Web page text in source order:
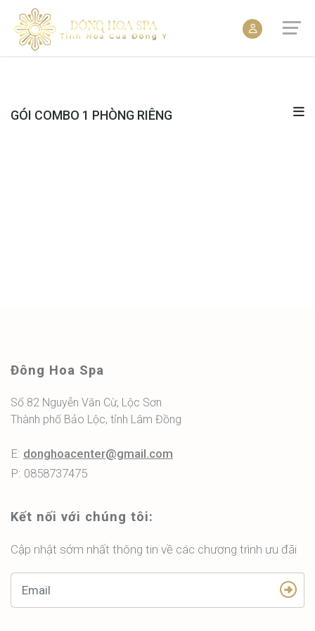
GÓI COMBO 1 PHÒNG RIÊNG
Đông Hoa Spa
Số 82 Nguyễn Văn Cừ, Lộc Sơn
Thành phố Bảo Lộc, tỉnh Lâm Đồng
E: donghoacenter@gmail.com
P: 0858737475
Kết nối với chúng tôi:
Cập nhật sớm nhất thông tin về các chương trình ưu đãi